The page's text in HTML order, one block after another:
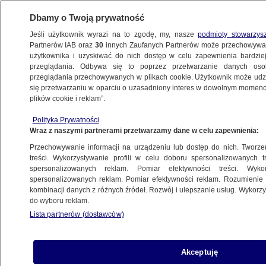
ŚWIAT
z Donaldem Trumpem: niczego nie żałuję
Mikołaj Stępień
8.07.2026, 19:05
Posłuchaj artykułu
Czyta lektor AI
Dbamy o Twoją prywatność
Jeśli użytkownik wyrazi na to zgodę, my, naszepodmioty
Partnerów IAB oraz30 innych Zaufanych Partnerów może
użytkownika i uzyskiwać do nich dostęp w celu zapewnienia
przeglądania. Odbywa się to poprzez przetwarzanie danych
przeglądania przechowywanych w plikach cookie. Użytkownik może
się przetwarzaniu w oparciu o uzasadniony interes w dowolnym
plików cookie i reklam”.
Polityka Prywatności
Wraz z naszymi partnerami przetwarzamy dane w celu zapewnienia:
Przechowywanie informacji na urządzeniu lub dostęp do nich.
treści. Wykorzystywanie profili w celu doboru spersonalizowanych
spersonalizowanych reklam. Pomiar efektywności treści.
spersonalizowanych reklam. Pomiar efektywności reklam.
kombinacji danych z różnych źródeł. Rozwój i ulepszanie usług.
do wyboru reklam.
Lista partnerów (dostawców)
Akceptuję